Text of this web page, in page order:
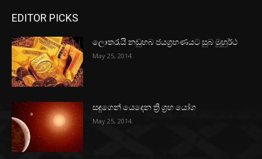
EDITOR PICKS
ලොතරැයි නඩුහබ ජයග්‍රහණයට සුබ මුහුර්ථ
May 25, 2014
සඳුගෙන් යෙදෙන ත්‍රි ග්‍රහ යෝග
May 25, 2014